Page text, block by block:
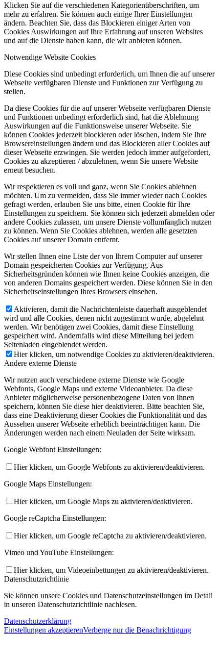
Klicken Sie auf die verschiedenen Kategorienüberschriften, um
mehr zu erfahren. Sie können auch einige Ihrer Einstellungen
ändern. Beachten Sie, dass das Blockieren einiger Arten von
Cookies Auswirkungen auf Ihre Erfahrung auf unseren Websites
und auf die Dienste haben kann, die wir anbieten können.
Notwendige Website Cookies
Diese Cookies sind unbedingt erforderlich, um Ihnen die auf unserer
Webseite verfügbaren Dienste und Funktionen zur Verfügung zu
stellen.
Da diese Cookies für die auf unserer Webseite verfügbaren Dienste
und Funktionen unbedingt erforderlich sind, hat die Ablehnung
Auswirkungen auf die Funktionsweise unserer Webseite. Sie
können Cookies jederzeit blockieren oder löschen, indem Sie Ihre
Browsereinstellungen ändern und das Blockieren aller Cookies auf
dieser Webseite erzwingen. Sie werden jedoch immer aufgefordert,
Cookies zu akzeptieren / abzulehnen, wenn Sie unsere Website
erneut besuchen.
Wir respektieren es voll und ganz, wenn Sie Cookies ablehnen
möchten. Um zu vermeiden, dass Sie immer wieder nach Cookies
gefragt werden, erlauben Sie uns bitte, einen Cookie für Ihre
Einstellungen zu speichern. Sie können sich jederzeit abmelden oder
andere Cookies zulassen, um unsere Dienste vollumfänglich nutzen
zu können. Wenn Sie Cookies ablehnen, werden alle gesetzten
Cookies auf unserer Domain entfernt.
Wir stellen Ihnen eine Liste der von Ihrem Computer auf unserer
Domain gespeicherten Cookies zur Verfügung. Aus
Sicherheitsgründen können wie Ihnen keine Cookies anzeigen, die
von anderen Domains gespeichert werden. Diese können Sie in den
Sicherheitseinstellungen Ihres Browsers einsehen.
Aktivieren, damit die Nachrichtenleiste dauerhaft ausgeblendet
wird und alle Cookies, denen nicht zugestimmt wurde, abgelehnt
werden. Wir benötigen zwei Cookies, damit diese Einstellung
gespeichert wird. Andernfalls wird diese Mitteilung bei jedem
Seitenladen eingeblendet werden.
Hier klicken, um notwendige Cookies zu aktivieren/deaktivieren.
Andere externe Dienste
Wir nutzen auch verschiedene externe Dienste wie Google
Webfonts, Google Maps und externe Videoanbieter. Da diese
Anbieter möglicherweise personenbezogene Daten von Ihnen
speichern, können Sie diese hier deaktivieren. Bitte beachten Sie,
dass eine Deaktivierung dieser Cookies die Funktionalität und das
Aussehen unserer Webseite erheblich beeinträchtigen kann. Die
Änderungen werden nach einem Neuladen der Seite wirksam.
Google Webfont Einstellungen:
Hier klicken, um Google Webfonts zu aktivieren/deaktivieren.
Google Maps Einstellungen:
Hier klicken, um Google Maps zu aktivieren/deaktivieren.
Google reCaptcha Einstellungen:
Hier klicken, um Google reCaptcha zu aktivieren/deaktivieren.
Vimeo und YouTube Einstellungen:
Hier klicken, um Videoeinbettungen zu aktivieren/deaktivieren.
Datenschutzrichtlinie
Sie können unsere Cookies und Datenschutzeinstellungen im Detail
in unseren Datenschutzrichtlinie nachlesen.
Datenschutzerklärung
Einstellungen akzeptierenVerberge nur die Benachrichtigung